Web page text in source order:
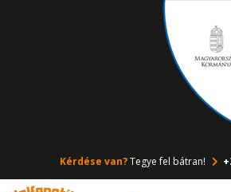
Kérdése van?Tegye fel bátran!